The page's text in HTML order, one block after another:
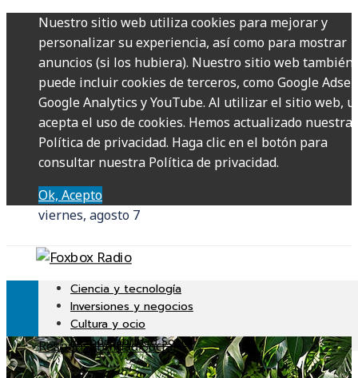
Nuestro sitio web utiliza cookies para mejorar y
personalizar su experiencia, así como para mostrar
anuncios (si los hubiera). Nuestro sitio web también
puede incluir cookies de terceros, como Google
Google Analytics y YouTube. Al utilizar el sitio web,
acepta el uso de cookies. Hemos actualizado nuestra
Política de privacidad. Haga clic en el botón para
consultar nuestra Política de privacidad.
Ok, Acepto
viernes, agosto 7
Ciencia y tecnología
Inversiones y negocios
Cultura y ocio
Responsabilidad Social
Responsabilidad Social